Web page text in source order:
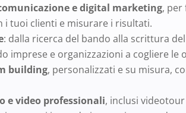
e digital marketing, per
i tuoi clienti e misurare i risultati.
: dalla ricerca del bando alla scrittura
imprese e organizzazioni a cogliere le
building, personalizzati e su misura,
e video professionali, inclusi